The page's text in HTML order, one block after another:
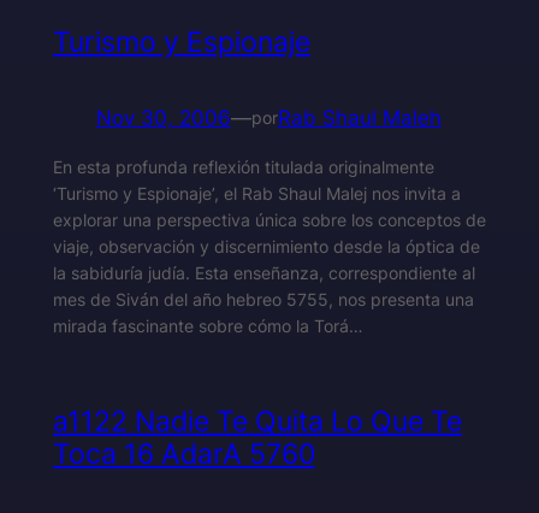
Turismo y Espionaje
Nov 30, 2006—porRab Shaul Maleh
En esta profunda reflexión titulada originalmente
‘Turismo y Espionaje’, el Rab Shaul Malej nos invita a
explorar una perspectiva única sobre los conceptos de
viaje, observación y discernimiento desde la óptica de
la sabiduría judía. Esta enseñanza, correspondiente al
mes de Siván del año hebreo 5755, nos presenta una
mirada fascinante sobre cómo la Torá…
a1122 Nadie Te Quita Lo Que Te
Toca 16 AdarA 5760